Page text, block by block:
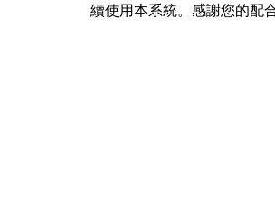
續使用本系統。感謝您的配合